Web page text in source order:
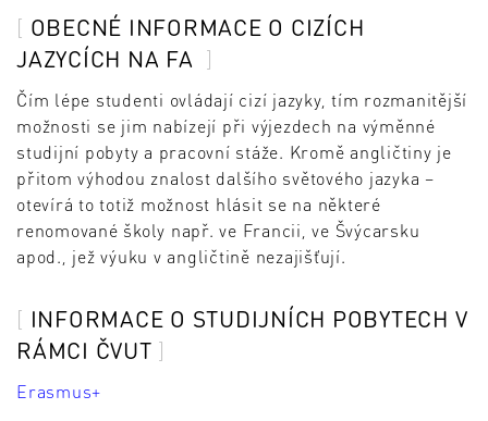
OBECNÉ INFORMACE O CIZÍCH
JAZYCÍCH NA FA
Čím lépe studenti ovládají cizí jazyky, tím rozmanitější
možnosti se jim nabízejí při výjezdech na výměnné
studijní pobyty a pracovní stáže. Kromě angličtiny je
přitom výhodou znalost dalšího světového jazyka –
otevírá to totiž možnost hlásit se na některé
renomované školy např. ve Francii, ve Švýcarsku
apod., jež výuku v angličtině nezajišťují.
INFORMACE O STUDIJNÍCH POBYTECH V
RÁMCI ČVUT
Erasmus+